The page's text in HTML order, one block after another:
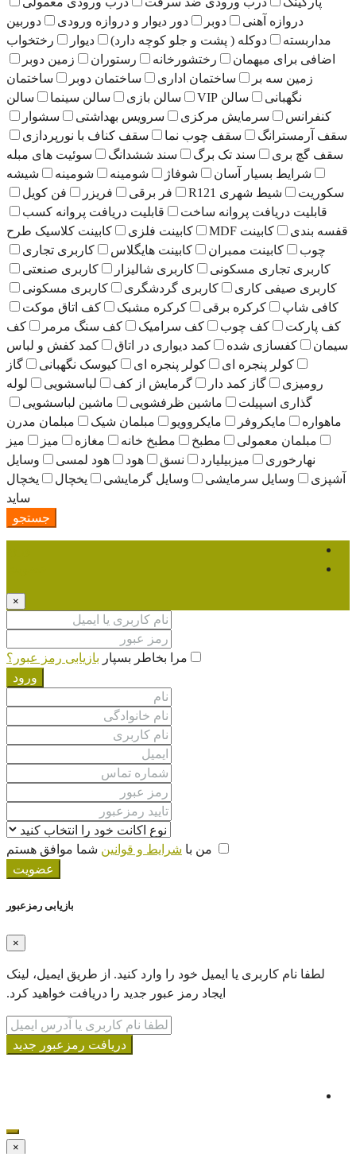
دروازه آهنی
دوبر دور دیوار و دروازه ورودی
دوربین
مداربسته
دوکله ( پشت و جلو کوچه دارد) دیوار
رختخواب
اضافی برای میهمان
رختشورخانه رستوران
زمین دوبر
زمین سه بر
ساختمان اداری ساختمان دوبر
ساختمان
نگهبانی
سالن VIP سالن بازی سالن سینما
سالن
کنفرانس
سرمایش مرکزی سرویس بهداشتی
سشوار
سقف آرمسترانگ
سقف چوب نما
سقف کناف با نورپردازی
سقف گچ بری
سند تک برگ سند ششدانگ
سوئیت های مبله
شرایط بسیار آسان
شوفاژ شومینه شومینه
شیشه
سکوریت
شیط شهری R121 فر برقی فریزر
فن کویل
قابلیت دریافت پروانه ساخت
قابلیت دریافت پروانه کسب
قفسه بندی
کابینت MDF کابینت فلزی
کابینت کلاسیک طرح
چوب
کابینت ممبران کابینت هایگلاس
کاربری تجاری
کاربری تجاری مسکونی
کاربری شالیزار
کاربری صنعتی
کاربری صیفی کاری
کاربری گردشگری
کاربری مسکونی
کافی شاپ
کرکره برقی کرکره مشبک
کف اتاق موکت
کف پارکت
کف چوب کف سرامیک کف سنگ مرمر
کف
سیمان
کفسازی شده کمد دیواری در اتاق
کمد کفش و لباس
کولر پنجره ای
کولر پنجره ای کیوسک نگهبانی
گاز
رومیزی
گاز کمد دار گرمایش از کف لباسشویی
لوله
گذاری اسپیلت
ماشین ظرفشویی
ماشین لباسشویی
ماهواره
مایکروفر مایکروویو مبلمان شیک
مبلمان مدرن
مبلمان معمولی
مطبخ مطبخ خانه مغازه میز
میز
نهارخوری
میزبیلیارد نسق هود هود لمسی
وسایل
آشپزی
وسایل سرمایشی وسایل گرمایشی یخچال
یخچال
ساید
جستجو
×
مرا بخاطر بسپار بازیابی رمز عبور؟
ورود
من با شرایط و قوانین شما موافق هستم
عضویت
بازیابی رمزعبور
×
لطفا نام کاربری یا ایمیل خود را‌ وارد کنید. از طریق ایمیل، لینک
ایجاد رمز عبور جدید را دریافت خواهید کرد.
دریافت رمزعبور جدید
×